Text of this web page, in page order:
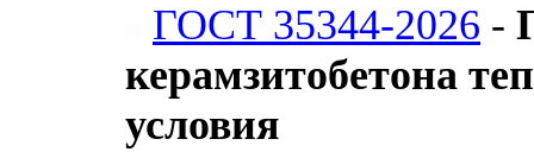
ГОСТ 35344-2026 -
керамзитобетона
условия